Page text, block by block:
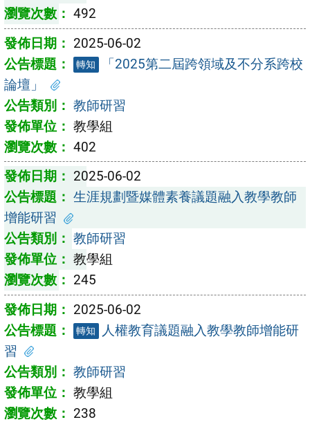
492
2025-06-02
轉知
「2025第二屆跨領域及不分系跨校
論壇」
教師研習
教學組
402
2025-06-02
生涯規劃暨媒體素養議題融入教學教師
增能研習
教師研習
教學組
245
2025-06-02
轉知
人權教育議題融入教學教師增能研
習
教師研習
教學組
238